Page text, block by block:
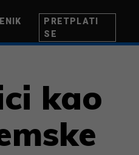
PRETPLATI
SE
kao